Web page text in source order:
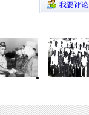
我要评论